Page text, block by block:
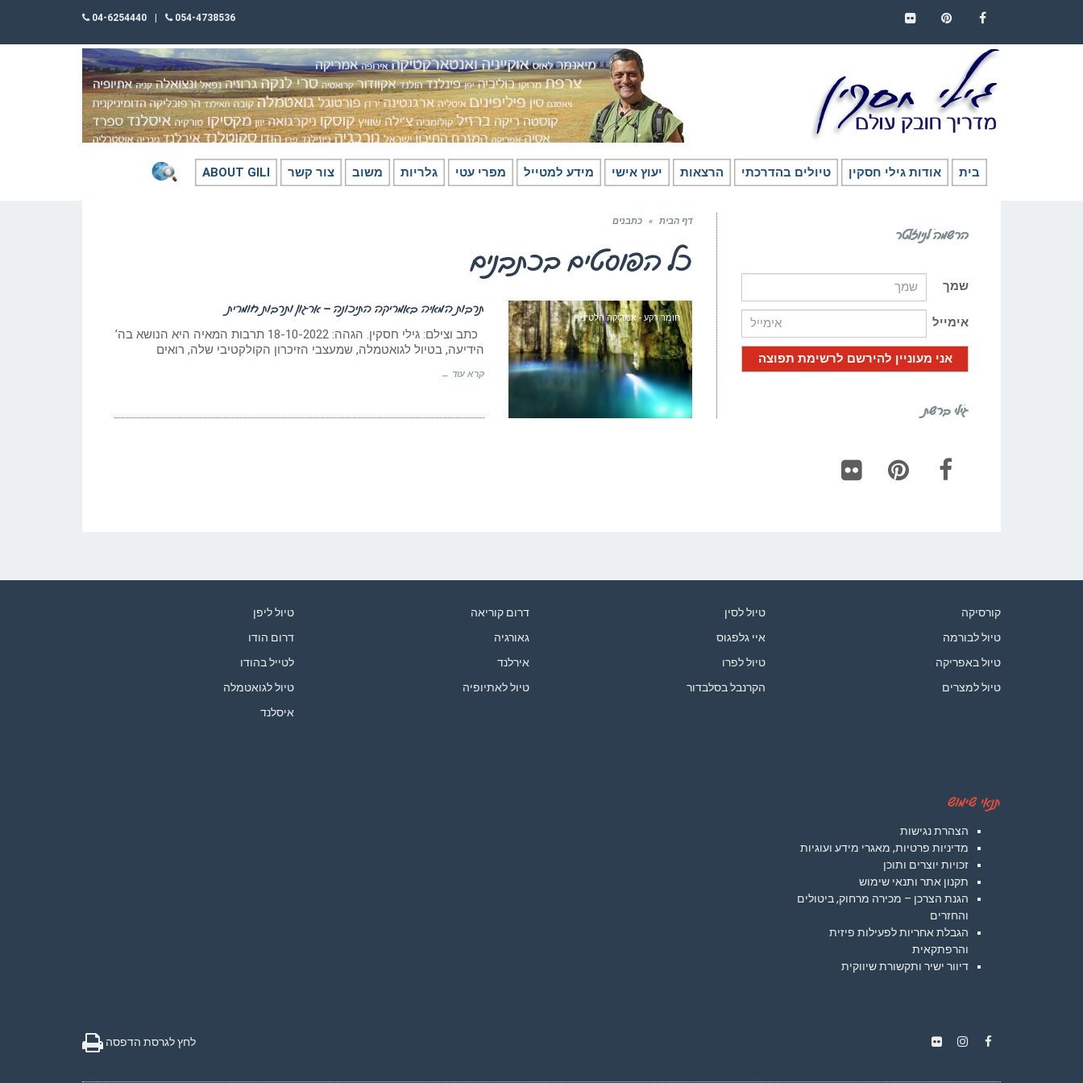
054-4738536
04-6254440
בית אודות גילי חסקין טיולים בהדרכתי הרצאות יעוץ אישי מידע למטייל מפרי עטי גלריות משוב צור קשר ABOUT GILI
דף הבית » כתבנים
כל הפוסטים בכתבנים
חומר רקע - אמריקה הלטינית
תרבות המאיה באמריקה התיכונה – ארגון ותרבות חומרית
כתב וצילם: גילי חסקין. הגהה: 18-10-2022 תרבות המאיה היא הנושא בה’
הידיעה, בטיול לגואטמלה, שמעצבי הזיכרון הקולקטיבי שלה, רואים
קרא עוד ←
הרשמה לניוזלטר
שמך
אימייל
גילי ברשת
קורסיקה
טיול לבורמה
טיול באפריקה
טיול למצרים
טיול לסין
איי גלפגוס
טיול לפרו
הקרנבל בסלבדור
דרום קוריאה
גאורגיה
אירלנד
טיול לאתיופיה
טיול ליפן
דרום הודו
לטייל בהודו
טיול לגואטמלה
איסלנד
תנאי שימוש
הצהרת נגישות
מדיניות פרטיות, מאגרי מידע ועוגיות
זכויות יוצרים ותוכן
תקנון אתר ותנאי שימוש
הגנת הצרכן – מכירה מרחוק, ביטולים
והחזרים
הגבלת אחריות לפעילות פיזית
והרפתקאית
דיוור ישיר ותקשורת שיווקית
לחץ לגרסת הדפסה